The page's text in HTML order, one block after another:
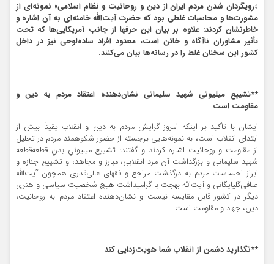
«رویگردان شدن مردم ایران از دین و روحانیت و نظام اسلامی» نمونه‌ای از
مشورت‌ها و محاسبات غلطی بود که حضرت آیت‌الله خامنه‌ای به آن اشاره و
خاطرنشان کردند: علاوه بر بیان این حرفها از جانب آمریکایی‌ها که تحت
تأثیر مشاوران ناآگاه و خائن است، معدود افراد ساده‌لوحی نیز در داخل
کشور این سخنان غلط را در رسانه‌ها بیان می‌کنند.
**تشییع میلیونی شهید سلیمانی نشان‌دهنده اعتقاد مردم به دین و
مقاومت است
ایشان با تأکید بر اینکه امروز گرایش مردم به دین و انقلاب یقیناً بیش از
ابتدای انقلاب است، به نمونه‌هایی برجسته از حضور شکوهمند مردم در تجلیل
از مقاومت و روحانیت اشاره کردند و گفتند: تشییع میلیونیِ بدنِ قطعه‌قطعه
شهید سلیمانی و بزرگداشت آن مرد انقلابی، مبارز و مجاهد، و تشییع جنازه و
ابراز احساسات مردم به درگذشت مراجع و فقهای عالی‌قدری همچون آیت‌الله
صافی‌گلپایگانی و آیت‌الله بهجت با گرامیداشت هیچ شخصیت سیاسی و هنری
دیگر در کشور قابل مقایسه نیست و نشان‌دهنده اعتقاد مردم به روحانیت،
دین، جهاد و مقاومت است.
**نگذارید دشمن از انقلاب شما هویت‌زدایی کند